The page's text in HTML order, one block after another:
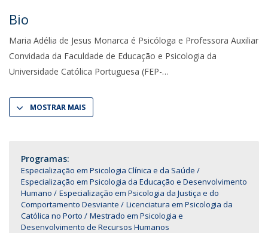
Bio
Maria Adélia de Jesus Monarca é Psicóloga e Professora Auxiliar
Convidada da Faculdade de Educação e Psicologia da
Universidade Católica Portuguesa (FEP-
MOSTRAR MAIS
Programas:
Especialização em Psicologia Clínica e da Saúde
Especialização em Psicologia da Educação e Desenvolvimento
Humano
Especialização em Psicologia da Justiça e do
Comportamento Desviante
Licenciatura em Psicologia da
Católica no Porto
Mestrado em Psicologia e
Desenvolvimento de Recursos Humanos